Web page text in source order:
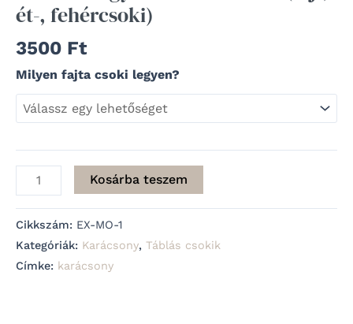
ét-, fehércsoki)
3500 Ft
Milyen fajta csoki legyen?
Kosárba teszem
Cikkszám: EX-MO-1
Kategóriák: Karácsony, Táblás csokik
Címke: karácsony